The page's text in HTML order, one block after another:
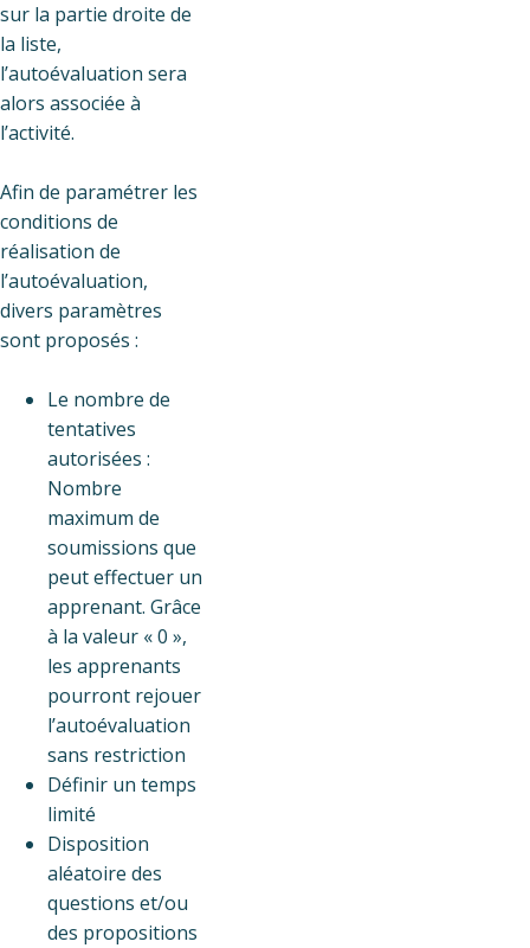
sur la partie droite de
la liste,
l’autoévaluation sera
alors associée à
l’activité.
Afin de paramétrer les
conditions de
réalisation de
l’autoévaluation,
divers paramètres
sont proposés :
Le nombre de
tentatives
autorisées :
Nombre
maximum de
soumissions que
peut effectuer un
apprenant. Grâce
à la valeur « 0 »,
les apprenants
pourront rejouer
l’autoévaluation
sans restriction
Définir un temps
limité
Disposition
aléatoire des
questions et/ou
des propositions